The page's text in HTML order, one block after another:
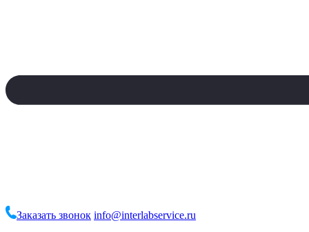
Заказать звонок info@interlabservice.ru